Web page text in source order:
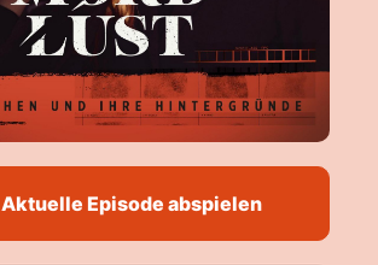
Aktuelle Episode abspielen